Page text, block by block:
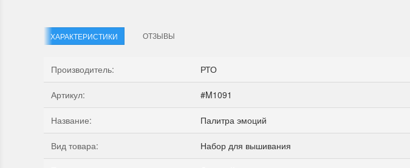
1 июня 2024 11:29
Dimensions 35231 Willow
Dimensions 13648USA
ХАРАКТЕРИСТИКИ ОТЗЫВЫ
Производитель: РТО
Артикул: #M1091
Название: Палитра эмоций
Вид товара: Набор для вышивания